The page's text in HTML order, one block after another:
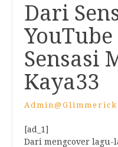
Dari
Sensasi
Kaya33
[ad_1]
Dari mengcover lagu-